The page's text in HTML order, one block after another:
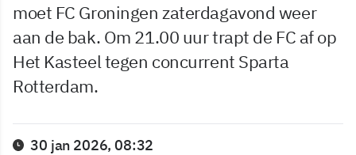
moet FC Groningen zaterdagavond weer
aan de bak. Om 21.00 uur trapt de FC af op
Het Kasteel tegen concurrent Sparta
Rotterdam.
30 jan 2026, 08:32